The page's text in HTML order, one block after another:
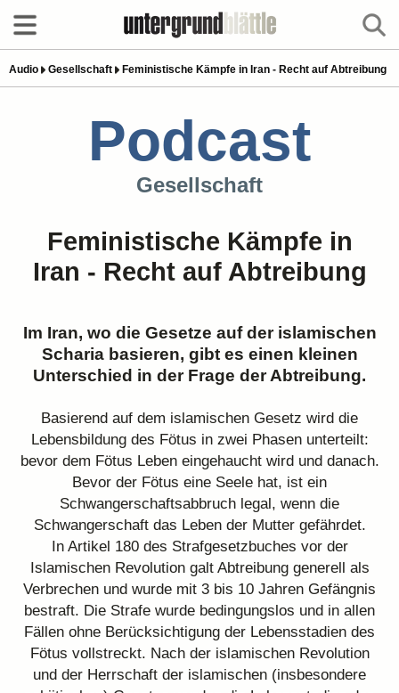
Audio Gesellschaft Feministische Kämpfe in Iran - Recht auf Abtreibung
Podcast
Gesellschaft
Feministische Kämpfe in
Iran - Recht auf Abtreibung
Im Iran, wo die Gesetze auf der islamischen
Scharia basieren, gibt es einen kleinen
Unterschied in der Frage der Abtreibung.
Basierend auf dem islamischen Gesetz wird die
Lebensbildung des Fötus in zwei Phasen unterteilt:
bevor dem Fötus Leben eingehaucht wird und danach.
Bevor der Fötus eine Seele hat, ist ein
Schwangerschaftsabbruch legal, wenn die
Schwangerschaft das Leben der Mutter gefährdet.
In Artikel 180 des Strafgesetzbuches vor der
Islamischen Revolution galt Abtreibung generell als
Verbrechen und wurde mit 3 bis 10 Jahren Gefängnis
bestraft. Die Strafe wurde bedingungslos und in allen
Fällen ohne Berücksichtigung der Lebensstadien des
Fötus vollstreckt. Nach der islamischen Revolution
und der Herrschaft der islamischen (insbesondere